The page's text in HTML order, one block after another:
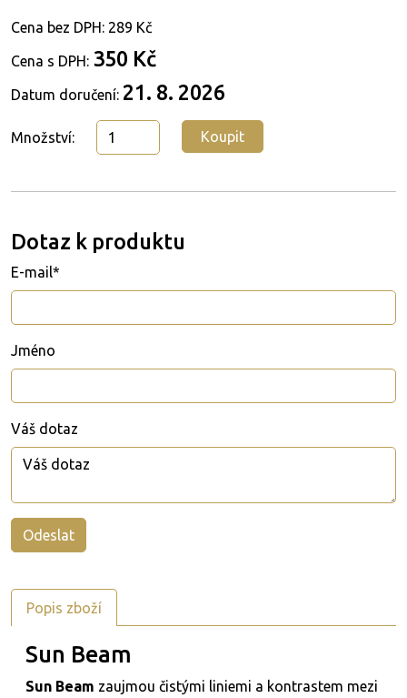
Cena bez DPH: 289 Kč
Cena s DPH: 350 Kč
Datum doručení: 21. 8. 2026
Množství: Koupit
Dotaz k produktu
E-mail*
Jméno
Váš dotaz
Popis zboží
Sun Beam
Sun Beam zaujmou čistými liniemi a kontrastem mezi